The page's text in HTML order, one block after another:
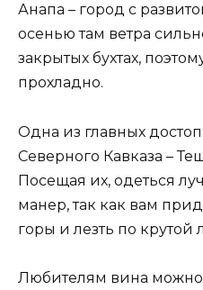
Анапа – город с
осенью там ветра
закрытых бухтах,
прохладно.
Одна из главных
Северного Кавказа –
Посещая их, одеться
манер, так как вам
горы и лезть по крутой
Любителям вина можно